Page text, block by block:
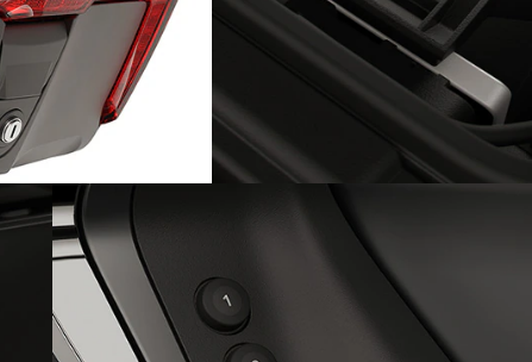
Vano di ricarica per
smartphone integrato